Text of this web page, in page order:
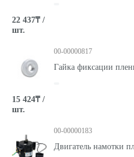
22 437₸ /
шт.
00-00000817
Гайка фиксации
15 424₸ /
шт.
00-00000183
Двигатель намотки